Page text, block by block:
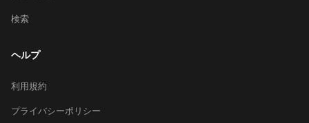
検索
ヘルプ
利用規約
プライバシーポリシー